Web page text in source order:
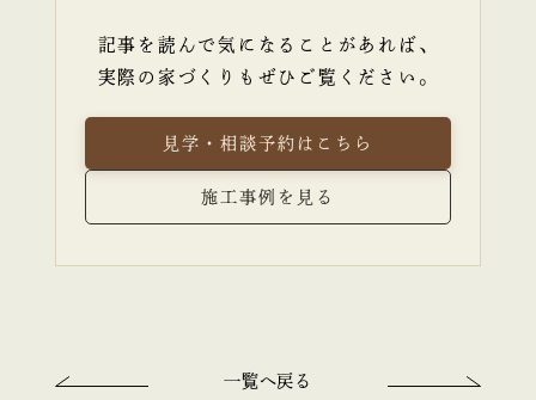
記事を読んで気になることがあれば、
実際の家づくりもぜひご覧ください。
見学・相談予約はこちら
施工事例を見る
一覧へ戻る